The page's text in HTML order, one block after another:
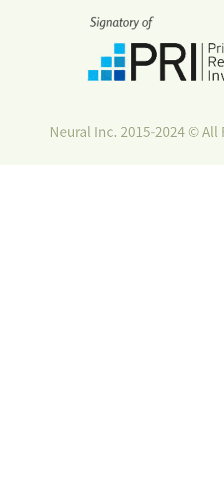
Neural Inc. 2015-2024 © All